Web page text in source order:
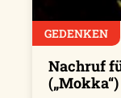
GEDENKEN
Nachruf
(„Mokka“)